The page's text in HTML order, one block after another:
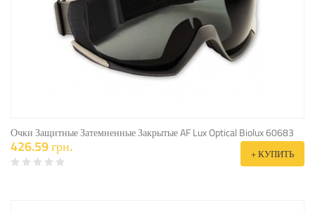
Очки Защитные Затемненные Закрытые AF Lux Optical Biolux 60683
426.59 грн. + КУПИТЬ